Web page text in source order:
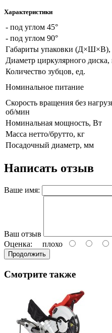
Характеристики
- под углом 45°
- под углом 90°
Габариты упаковки
Диаметр циркулярного
Количество зубцов, ед.
Номинальное питание
Скорость вращения без
об/мин
Номинальная мощность, Вт
Масса нетто/брутто, кг
Посадочный диаметр, мм
Написать отзыв
Ваше имя:
Ваш отзыв
Оценка: плохо
Продолжить
Смотрите также